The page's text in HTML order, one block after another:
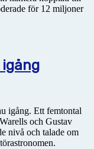
för 12 miljoner
igång. Ett femtontal
och Gustav
nivå och talade om